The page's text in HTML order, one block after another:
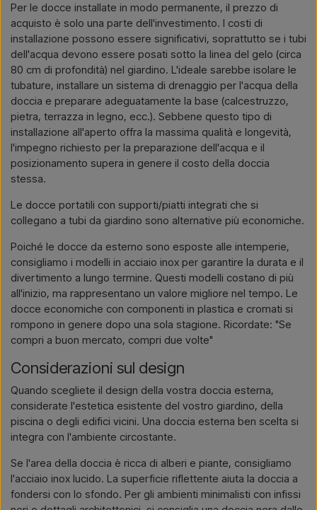
Per le docce installate in modo permanente, il prezzo di
acquisto è solo una parte dell'investimento. I costi di
installazione possono essere significativi, soprattutto se i tubi
dell'acqua devono essere posati sotto la linea del gelo (circa
80 cm di profondità) nel giardino. L'ideale sarebbe isolare le
tubature, installare un sistema di drenaggio per l'acqua della
doccia e preparare adeguatamente la base (calcestruzzo,
pietra, terrazza in legno, ecc.). Sebbene questo tipo di
installazione all'aperto offra la massima qualità e longevità,
l'impegno richiesto per la preparazione dell'acqua e il
posizionamento supera in genere il costo della doccia
stessa.
Le docce portatili con supporti/piatti integrati che si
collegano a tubi da giardino sono alternative più economiche.
Poiché le docce da esterno sono esposte alle intemperie,
consigliamo i modelli in acciaio inox per garantire la durata e il
divertimento a lungo termine. Questi modelli costano di più
all'inizio, ma rappresentano un valore migliore nel tempo. Le
docce economiche con componenti in plastica e cromati si
rompono in genere dopo una sola stagione. Ricordate: "Se
compri a buon mercato, compri due volte"
Considerazioni sul design
Quando scegliete il design della vostra doccia esterna,
considerate l'estetica esistente del vostro giardino, della
piscina o degli edifici vicini. Una doccia esterna ben scelta si
integra con l'ambiente circostante.
Se l'area della doccia è ricca di alberi e piante, consigliamo
l'acciaio inox lucido. La superficie riflettente aiuta la doccia a
fondersi con lo sfondo. Per gli ambienti minimalisti con infissi